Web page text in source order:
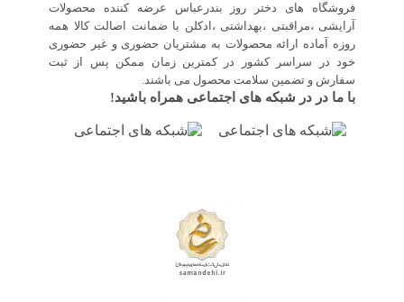
فروشگاه های دختر روز بندرعباس عرضه کننده محصولات
آرایشی ،مراقبتی ،بهداشتی ،ادکلن با ضمانت اصالت کالا همه
روزه آماده ارائه محصولات به مشتریان حضوری و غیر حضوری
خود در سراسر کشور در کمترین زمان ممکن پس از ثبت
سفارش و تضمین سلامت محصول می باشند.
با ما در در شبکه های اجتماعی همراه باشید!